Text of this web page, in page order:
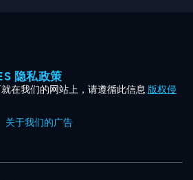
隐私政策
在我们的网站上，请遵循此信息版权侵
关于我们的广告